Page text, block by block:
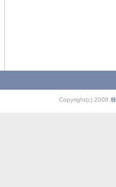
Copyright(c) 2008